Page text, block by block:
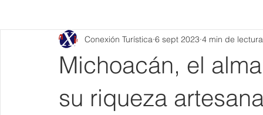
Michoacán, el
su riqueza
Conexión Turística 6 sept 2023 4 min de lectura